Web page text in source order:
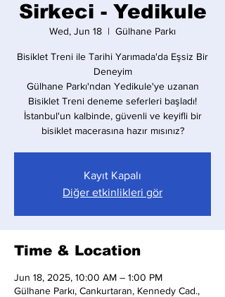
Sirkeci - Yedikule
Wed, Jun 18
  |
Gülhane Parkı
Bisiklet Treni ile Tarihi Yarımada'da Eşsiz Bir
Deneyim
Gülhane Parkı'ndan Yedikule'ye uzanan
Bisiklet Treni deneme seferleri başladı!
İstanbul'un kalbinde, güvenli ve keyifli bir
bisiklet macerasına hazır mısınız?
Kayıt Kapalı
Diğer etkinlikleri gör
Time & Location
Jun 18, 2025, 10:00 AM – 1:00 PM
Gülhane Parkı, Cankurtaran, Kennedy Cad.,